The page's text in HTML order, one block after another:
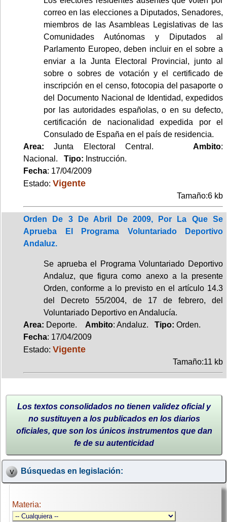
correo en las elecciones a Diputados, Senadores,
miembros de las Asambleas Legislativas de las
Comunidades Autónomas y Diputados al
Parlamento Europeo, deben incluir en el sobre a
enviar a la Junta Electoral Provincial, junto al
sobre o sobres de votación y el certificado de
inscripción en el censo, fotocopia del pasaporte o
del Documento Nacional de Identidad, expedidos
por las autoridades españolas, o en su defecto,
certificación de nacionalidad expedida por el
Consulado de España en el país de residencia.
Area: Junta Electoral Central. Ambito:
Nacional. Tipo: Instrucción.
Fecha: 17/04/2009
Estado: Vigente
Tamaño:6 kb
Orden De 3 De Abril De 2009, Por La Que Se
Aprueba El Programa Voluntariado Deportivo
Andaluz.
Se aprueba el Programa Voluntariado Deportivo
Andaluz, que figura como anexo a la presente
Orden, conforme a lo previsto en el artículo 14.3
del Decreto 55/2004, de 17 de febrero, del
Voluntariado Deportivo en Andalucía.
Area: Deporte. Ambito: Andaluz. Tipo: Orden.
Fecha: 17/04/2009
Estado: Vigente
Tamaño:11 kb
Los textos consolidados no tienen validez oficial y
no sustituyen a los publicados en los diarios
oficiales, que son los únicos instrumentos que dan
fe de su autenticidad
Búsquedas en legislación:
Materia: